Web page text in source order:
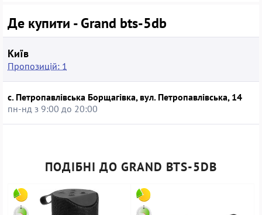
вживаному стані допомагає зменшити витрати, скоротити
кількість електронних відходів і більш відповідально підійти
до оновлення домашнього або офісного аудіообладнання.
Де купити - Grand bts-5db
Київ
Пропозицій: 1
с. Петропавлівська Борщагівка, вул. Петропавлівська, 14
пн-нд з 9:00 до 20:00
ПОДІБНІ ДО GRAND BTS-5DB